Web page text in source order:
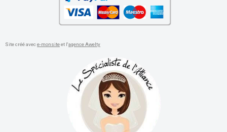
Site créé avece-monsiteet l'agence Awelty